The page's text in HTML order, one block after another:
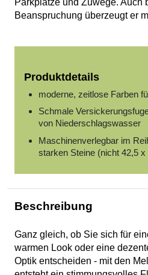
Beanspruchung überzeugt er
Produktdetails
moderne, zeitlose Farben
Schmale
von Niederschlagswasser
Maschinenverlegbar im
starken Steine (nicht 42,5
Beschreibung
Ganz gleich, ob Sie sich für
warmen Look oder eine
Optik entscheiden - mit den